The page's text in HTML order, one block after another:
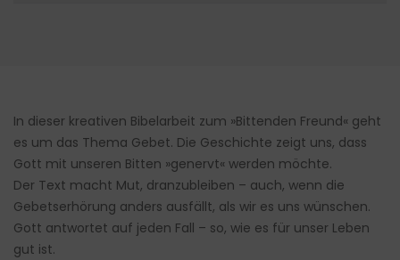
In dieser kreativen Bibelarbeit zum »Bittenden Freund« geht
es um das Thema Gebet. Die Geschichte zeigt uns, dass
Gott mit unseren Bitten »genervt« werden möchte.
Der Text macht Mut, dranzubleiben – auch, wenn die
Gebetserhörung anders ausfällt, als wir es uns wünschen.
Gott antwortet auf jeden Fall – so, wie es für unser Leben
gut ist.